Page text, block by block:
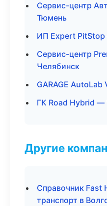
Сервис-центр
Тюмень
ИП Expert
Сервис-центр
Челябинск
GARAGE
ГК Road Hybrid —
Другие
Справочник Fast
транспорт в